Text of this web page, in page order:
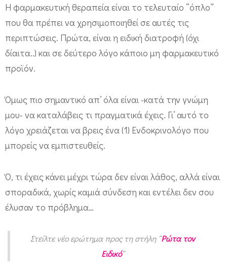
Η φαρμακευτική θεραπεία είναι το τελευταίο “όπλο”
που θα πρέπει να χρησιμοποιηθεί σε αυτές τις
περιπτώσεις. Πρώτα, είναι η ειδική διατροφή (όχι
δίαιτα..) και σε δεύτερο λόγο κάποιο μη φαρμακευτικό
προϊόν.
Όμως πιο σημαντικό απ’ όλα είναι -κατά την γνώμη
μου- να καταλάβεις τι πραγματικά έχεις. Γι’ αυτό το
λόγο χρειάζεται να βρεις ένα (1) Ενδοκρινολόγο που
μπορείς να εμπιστευθείς.
Ό, τι έχεις κάνει μέχρι τώρα δεν είναι λάθος, αλλά είναι
σποραδικά, χωρίς καμιά σύνδεση και εντέλει δεν σου
έλυσαν το πρόβλημα…
Στείλτε νέο ερώτημα προς τη στήλη “Ρώτα τον
Ειδικό“